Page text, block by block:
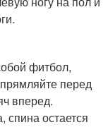
фитбол,
перед
вперед.
спина остается